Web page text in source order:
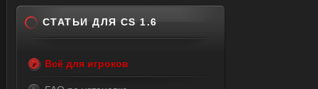
СТАТЬИ ДЛЯ CS 1.6
Всё для игроков